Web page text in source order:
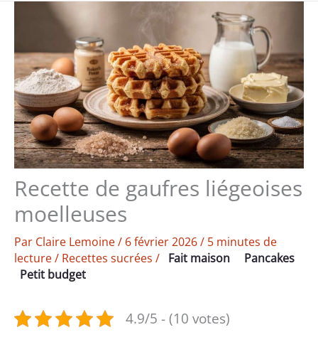
Recette de gaufres liégeoises
moelleuses
Par Claire Lemoine/ 6 février 2026/ 5 minutes de
lecture/ Recettes sucrées / Fait maison
Pancakes
Petit budget
4.9/5 - (10 votes)